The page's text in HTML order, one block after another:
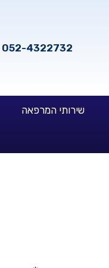
052-4322732
שירותי המרפאה